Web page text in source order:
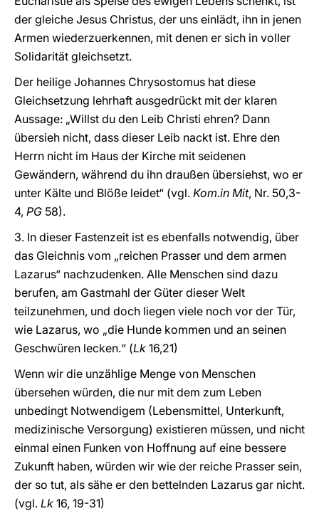
der gleiche Jesus Christus, der uns einlädt, ihn in jenen
Armen wiederzuerkennen, mit denen er sich in voller
Solidarität gleichsetzt.
Der heilige Johannes Chrysostomus hat diese
Gleichsetzung lehrhaft ausgedrückt mit der klaren
Aussage: „Willst du den Leib Christi ehren? Dann
übersieh nicht, dass dieser Leib nackt ist. Ehre den
Herrn nicht im Haus der Kirche mit seidenen
Gewändern, während du ihn draußen übersiehst, wo er
unter Kälte und Blöße leidet“ (vgl. Kom.in Mit, Nr. 50,3-
4, PG 58).
3. In dieser Fastenzeit ist es ebenfalls notwendig, über
das Gleichnis vom „reichen Prasser und dem armen
Lazarus“ nachzudenken. Alle Menschen sind dazu
berufen, am Gastmahl der Güter dieser Welt
teilzunehmen, und doch liegen viele noch vor der Tür,
wie Lazarus, wo „die Hunde kommen und an seinen
Geschwüren lecken.“ (Lk 16,21)
Wenn wir die unzählige Menge von Menschen
übersehen würden, die nur mit dem zum Leben
unbedingt Notwendigem (Lebensmittel, Unterkunft,
medizinische Versorgung) existieren müssen, und nicht
einmal einen Funken von Hoffnung auf eine bessere
Zukunft haben, würden wir wie der reiche Prasser sein,
der so tut, als sähe er den bettelnden Lazarus gar nicht.
(vgl. Lk 16, 19-31)